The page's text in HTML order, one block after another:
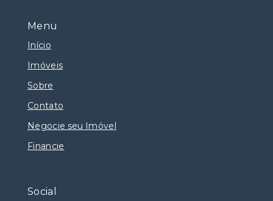
Menu
Início
Imóveis
Sobre
Contato
Negocie seu Imóvel
Financie
Social